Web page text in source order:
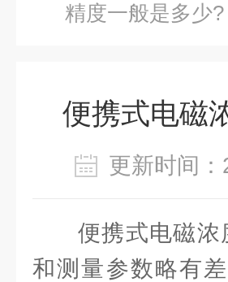
精度一般是多少?
便携式电磁
更新时间
便携式电磁
和测量参数略有